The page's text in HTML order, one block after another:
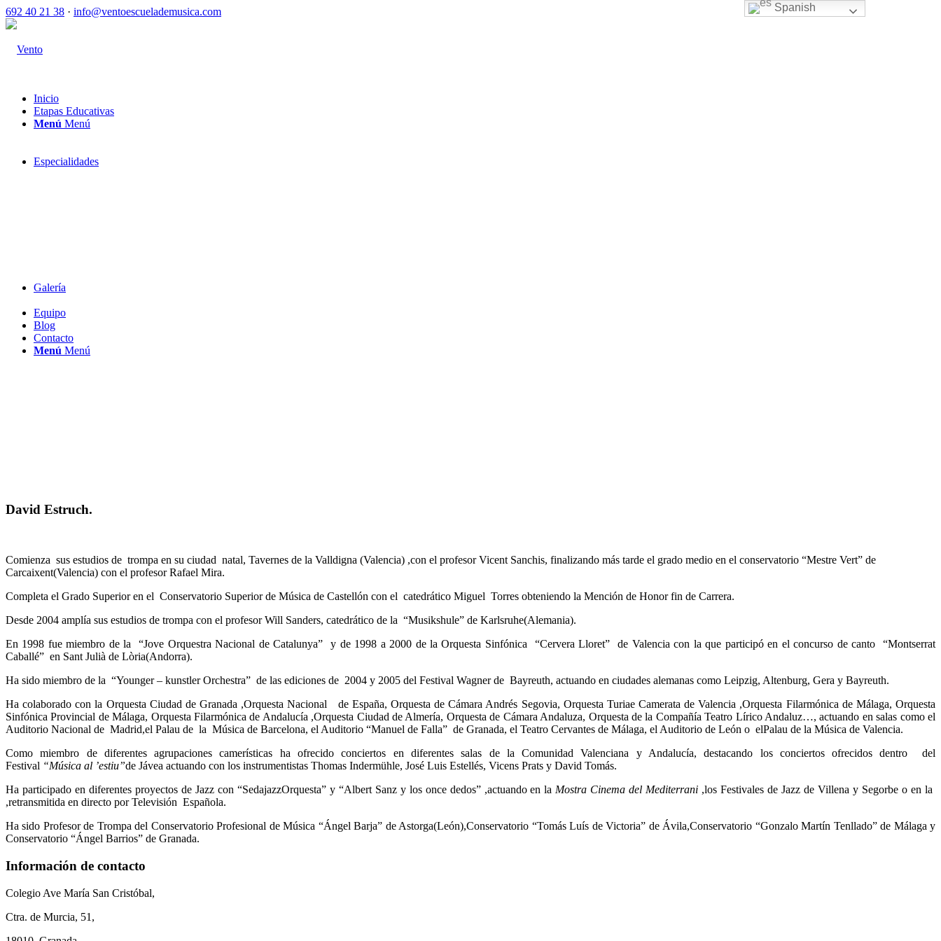
692 40 21 38 · info@ventoescuelademusica.com
Menú Menú
Inicio
Etapas Educativas
Especialidades
Galería
Equipo
Blog
Contacto
Menú Menú
David Estruch.
Comienza sus estudios de trompa en su ciudad natal, Tavernes de la Valldigna (Valencia) ,con el profesor Vicent Sanchis, finalizando más tarde el grado medio en el conservatorio “Mestre Vert” de
Carcaixent(Valencia) con el profesor Rafael Mira.
Completa el Grado Superior en el Conservatorio Superior de Música de Castellón con el catedrático Miguel Torres obteniendo la Mención de Honor fin de Carrera.
Desde 2004 amplía sus estudios de trompa con el profesor Will Sanders, catedrático de la “Musikshule” de Karlsruhe(Alemania).
En 1998 fue miembro de la “Jove Orquestra Nacional de Catalunya” y de 1998 a 2000 de la Orquesta Sinfónica “Cervera Lloret” de Valencia con la que participó en el concurso de canto “Montserrat
Caballé” en Sant Julià de Lòria(Andorra).
Ha sido miembro de la “Younger – kunstler Orchestra” de las ediciones de 2004 y 2005 del Festival Wagner de Bayreuth, actuando en ciudades alemanas como Leipzig, Altenburg, Gera y Bayreuth.
Ha colaborado con la Orquesta Ciudad de Granada ,Orquesta Nacional de España, Orquesta de Cámara Andrés Segovia, Orquesta Turiae Camerata de Valencia ,Orquesta Filarmónica de Málaga, Orquesta
Sinfónica Provincial de Málaga, Orquesta Filarmónica de Andalucía ,Orquesta Ciudad de Almería, Orquesta de Cámara Andaluza, Orquesta de la Compañía Teatro Lírico Andaluz…, actuando en salas como el
Auditorio Nacional de Madrid,el Palau de la Música de Barcelona, el Auditorio “Manuel de Falla” de Granada, el Teatro Cervantes de Málaga, el Auditorio de León o elPalau de la Música de Valencia.
Como miembro de diferentes agrupaciones camerísticas ha ofrecido conciertos en diferentes salas de la Comunidad Valenciana y Andalucía, destacando los conciertos ofrecidos dentro del
Festival “Música al ’estiu”de Jávea actuando con los instrumentistas Thomas Indermühle, José Luis Estellés, Vicens Prats y David Tomás.
Ha participado en diferentes proyectos de Jazz con “SedajazzOrquesta” y “Albert Sanz y los once dedos” ,actuando en laMostra CinemadelMediterrani ,los Festivales de Jazz de Villena y Segorbe o en la
,retransmitida en directo por Televisión Española.
Ha sido Profesor de Trompa del Conservatorio Profesional de Música “Ángel Barja” de Astorga(León),Conservatorio “Tomás Luís de Victoria” de Ávila,Conservatorio “Gonzalo Martín Tenllado” de Málaga y
Conservatorio “Ángel Barrios” de Granada.
Información de contacto
Colegio Ave María San Cristóbal,
Ctra. de Murcia, 51,
Spanish